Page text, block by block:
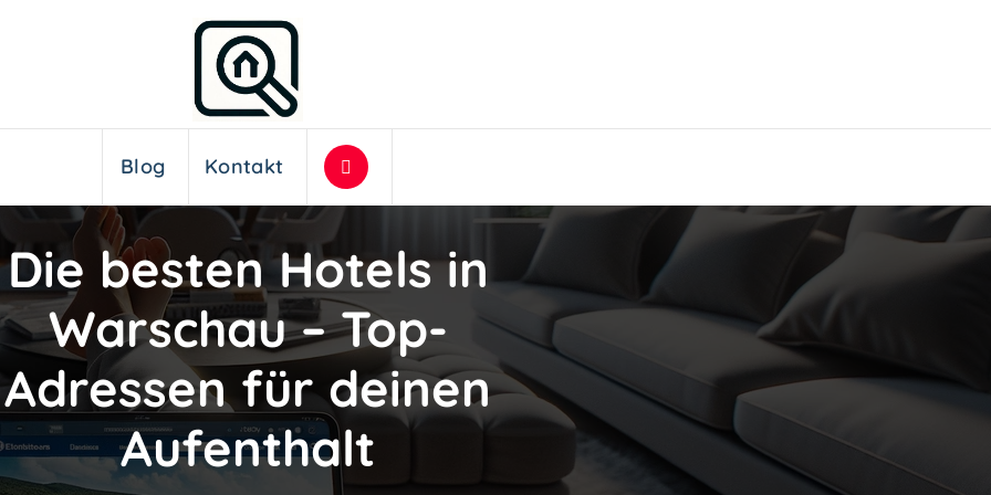
Blog Kontakt
Die besten Hotels in
Warschau – Top-
Adressen für deinen
Aufenthalt